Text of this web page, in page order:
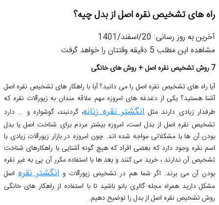
راه های تشخیص نقره اصل از بدل چیه؟
آخرین به روز رسانی: 20/اسفند/1401
مشاهده این مطلب 5 دقیقه وقتتان را خواهد گرفت
7 روش تشخیص نقره اصل + روش های خانگی
آیا راه های تشخیص نقره اصل را می دانید؟ آیا با راهکار های تشخیص نقره اصل
آشنا هستید؟ یکی از دغدغه های امروزه مهم علاقه مندان به زیورآلات نقره که
طرفدار زیادی دارند مثلانگشتر نقره زنانه، گردنبند، گوشواره و … دارد
تشخیص نقره اصل از بدل است، امروزه بیشتر مردم برای شناخت اصل یا بدل
بودن آن ها با مشکلاتی مواجه شده اند. چون امروزه در بازار زیورآلات زیادی با
اسم نقره وجود دارد که بعضی افراد که هیچ گونه آشنایی با راهکارهای شناخت
تشخیص آن ندارند ، خرید می کنند و بعد ها با استفاده مکرر آن پی به غیر نقره
بودن آن می برند. اگر شما هم در تشخیص زیورآلات وانگشتر نقرهاصل
مشکل دارید همراه مجله گالری بانو باشید تا با استفاده از راهکار های خانگی
روش تشخیص نقره اصل از بدل را توضیح دهیم.